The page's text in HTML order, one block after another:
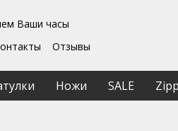
Ваши часы
Отзывы
Ножи SALE